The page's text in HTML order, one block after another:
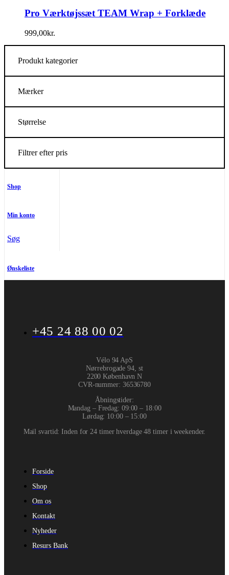
Pro Værktøjssæt TEAM Wrap + Forklæde
999,00kr.
Produkt kategorier
Mærker
Størrelse
Filtrer efter pris
Shop
Min konto
Søg
Ønskeliste
+45 24 88 00 02
Vélo 94 ApS
Nørrebrogade 94, st
2200 København N
CVR-nummer: 36536780
Åbningstider:
Mandag – Fredag: 09:00 – 18:00
Lørdag: 10:00 – 15:00
Mail svartid: Inden for 24 timer hverdage 48 timer i weekender.
Forside
Shop
Om os
Kontakt
Nyheder
Resurs Bank